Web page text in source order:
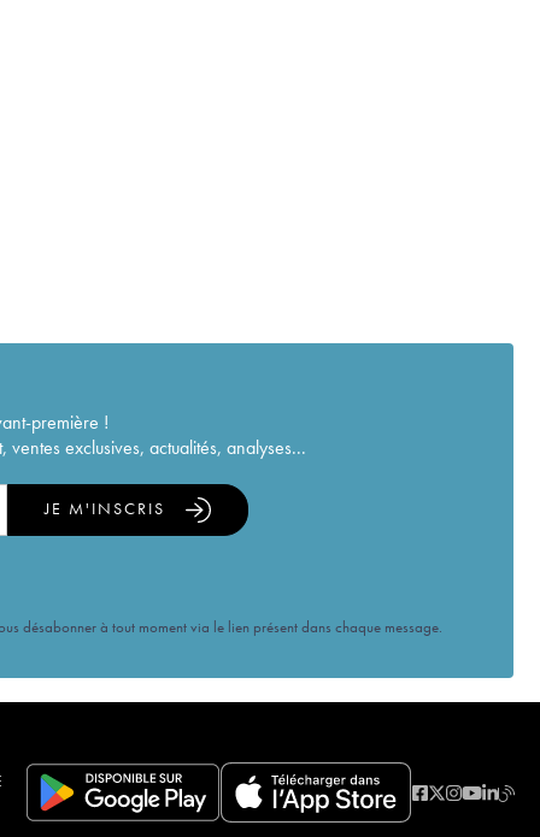
première !
exclusives, actualités, analyses...
JE M'INSCRIS
désabonner à tout moment via le lien présent dans chaque message.